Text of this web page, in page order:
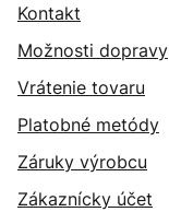
Kontakt
Možnosti dopravy
Vrátenie tovaru
Platobné metódy
Záruky výrobcu
Zákaznícky účet